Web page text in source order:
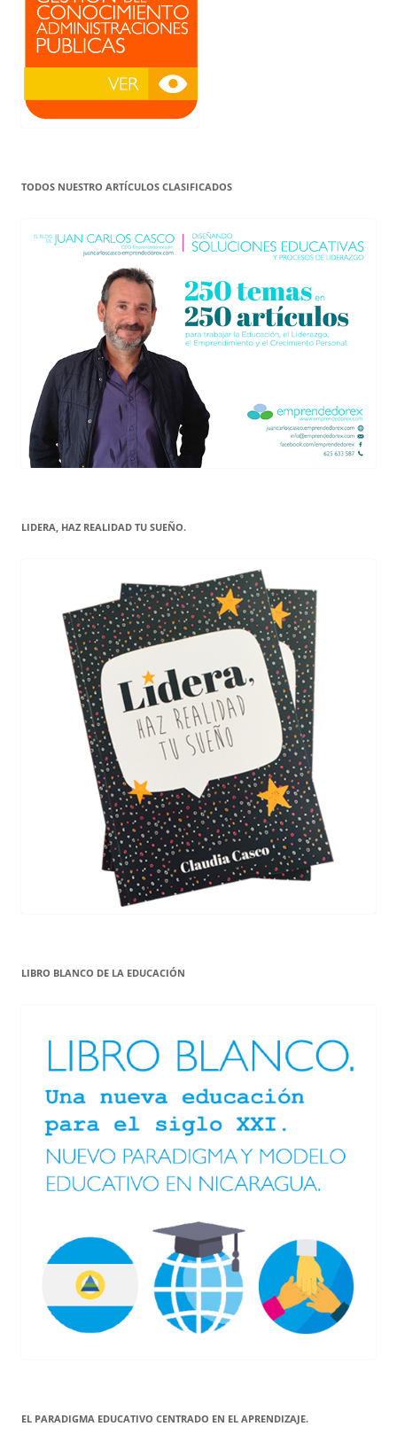
TODOS NUESTRO ARTÍCULOS CLASIFICADOS
LIDERA, HAZ REALIDAD TU SUEÑO.
LIBRO BLANCO DE LA EDUCACIÓN
EL PARADIGMA EDUCATIVO CENTRADO EN EL APRENDIZAJE.